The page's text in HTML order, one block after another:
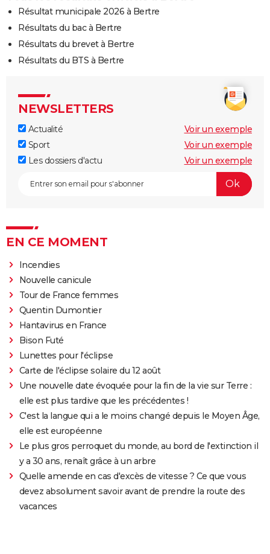
Résultat municipale 2026 à Bertre
Résultats du bac à Bertre
Résultats du brevet à Bertre
Résultats du BTS à Bertre
NEWSLETTERS
Actualité
Voir un exemple
Sport
Voir un exemple
Les dossiers d'actu
Voir un exemple
EN CE MOMENT
Incendies
Nouvelle canicule
Tour de France femmes
Quentin Dumontier
Hantavirus en France
Bison Futé
Lunettes pour l'éclipse
Carte de l'éclipse solaire du 12 août
Une nouvelle date évoquée pour la fin de la vie sur Terre :
elle est plus tardive que les précédentes !
C'est la langue qui a le moins changé depuis le Moyen Âge,
elle est européenne
Le plus gros perroquet du monde, au bord de l'extinction il
y a 30 ans, renaît grâce à un arbre
Quelle amende en cas d'excès de vitesse ? Ce que vous
devez absolument savoir avant de prendre la route des
vacances